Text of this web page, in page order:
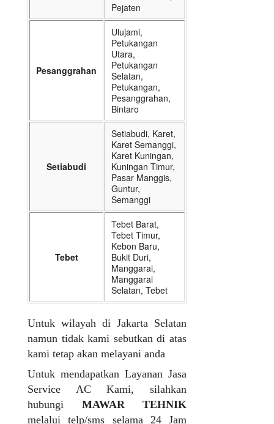
Pejaten
Pesanggrahan
Ulujami,
Petukangan
Utara,
Petukangan
Selatan,
Petukangan,
Pesanggrahan,
Bintaro
Setiabudi
Setiabudi, Karet,
Karet Semanggi,
Karet Kuningan,
Kuningan Timur,
Pasar Manggis,
Guntur,
Semanggi
Tebet
Tebet Barat,
Tebet Timur,
Kebon Baru,
Bukit Duri,
Manggarai,
Manggarai
Selatan, Tebet
Untuk wilayah di Jakarta Selatan
namun tidak kami sebutkan di atas
kami tetap akan melayani anda
Untuk mendapatkan Layanan Jasa
Service AC Kami, silahkan
hubungi MAWAR TEHNIK
melalui telp/sms selama 24 Jam